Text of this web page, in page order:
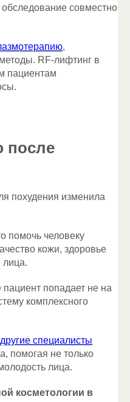
совместно
,
RF-лифтинг в
пациентам
после
похудения изменила
помочь человеку
кожи, здоровье
лица.
попадает не на
комплексного
другие специалисты
помогая не только
лица.
косметологии в